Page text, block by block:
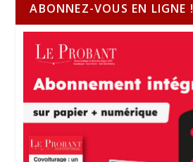
ABONNEZ-VOUS EN LIGNE !